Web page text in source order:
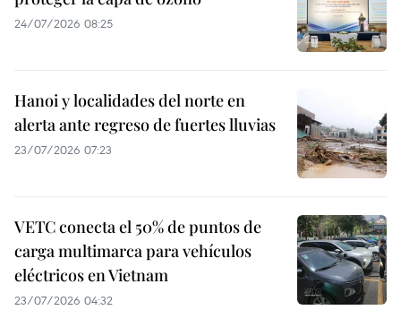
24/07/2026 08:25
Hanoi y localidades del norte en
alerta ante regreso de fuertes lluvias
23/07/2026 07:23
VETC conecta el 50% de puntos de
carga multimarca para vehículos
eléctricos en Vietnam
23/07/2026 04:32